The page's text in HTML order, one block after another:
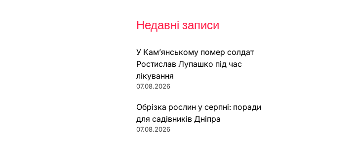
Недавні записи
У Кам’янському помер солдат
Ростислав Лупашко під час
лікування
07.08.2026
Обрізка рослин у серпні: поради
для садівників Дніпра
07.08.2026